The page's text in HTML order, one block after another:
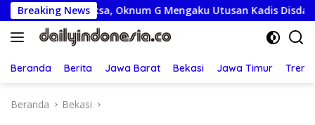
Langsung
ke
konten
Breaking News
Oknum G Mengaku Utusan Kadis Disdagperin
Beranda Berita Jawa Barat Bekasi Jawa Timur
Beranda Bekasi